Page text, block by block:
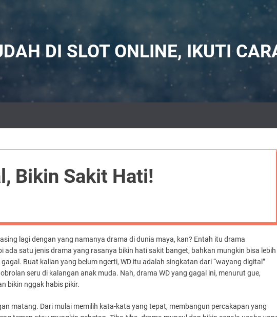
DI SLOT ONLINE, IKUTI
Bikin Sakit Hati!
lagi dengan yang namanya drama di dunia maya, kan? Entah itu drama
ada satu jenis drama yang rasanya bikin hati sakit banget, bahkan mungkin bisa lebih
Buat kalian yang belum ngerti, WD itu adalah singkatan dari “wayang digital”
seru di kalangan anak muda. Nah, drama WD yang gagal ini, menurut gue,
bikin nggak habis pikir.
matang. Dari mulai memilih kata-kata yang tepat, membangun percakapan yang